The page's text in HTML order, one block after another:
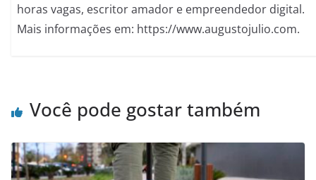
horas vagas, escritor amador e empreendedor digital.
Mais informações em: https://www.augustojulio.com.
Você pode gostar também